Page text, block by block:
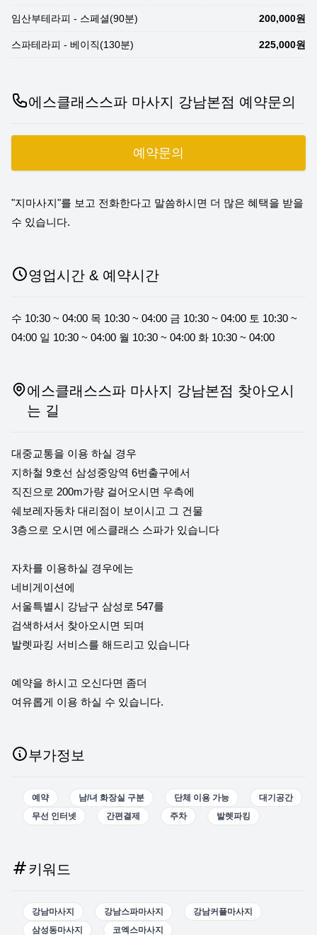
임산부테라피 - 스페셜(90분) 200,000원
스파테라피 - 베이직(130분) 225,000원
에스클래스스파 마사지 강남본점 예약문의
예약문의
"지마사지"를 보고 전화한다고 말씀하시면 더 많은 혜택을 받을
수 있습니다.
영업시간 & 예약시간
수 10:30 ~ 04:00 목 10:30 ~ 04:00 금 10:30 ~ 04:00 토 10:30 ~
04:00 일 10:30 ~ 04:00 월 10:30 ~ 04:00 화 10:30 ~ 04:00
에스클래스스파 마사지 강남본점 찾아오시
는 길
대중교통을 이용 하실 경우
지하철 9호선 삼성중앙역 6번출구에서
직진으로 200m가량 걸어오시면 우측에
쉐보레자동차 대리점이 보이시고 그 건물
3층으로 오시면 에스클래스 스파가 있습니다
자차를 이용하실 경우에는
네비게이션에
서울특별시 강남구 삼성로 547를
검색하셔서 찾아오시면 되며
발렛파킹 서비스를 해드리고 있습니다
예약을 하시고 오신다면 좀더
여유롭게 이용 하실 수 있습니다.
부가정보
예약 남/녀 화장실 구분 단체 이용 가능
대기공간
무선 인터넷
간편결제 주차 발렛파킹
키워드
강남마사지 강남스파마사지
강남커플마사지
삼성동마사지
코엑스마사지